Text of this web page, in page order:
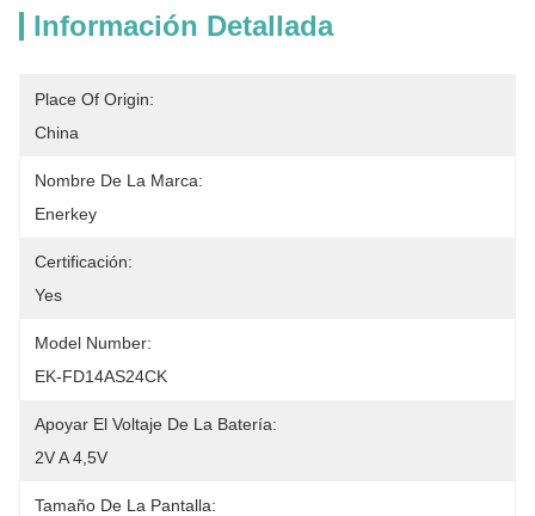
Información Detallada
Place Of Origin:
China
Nombre De La Marca:
Enerkey
Certificación:
Yes
Model Number:
EK-FD14AS24CK
Apoyar El Voltaje De La Batería:
2V A 4,5V
Tamaño De La Pantalla: